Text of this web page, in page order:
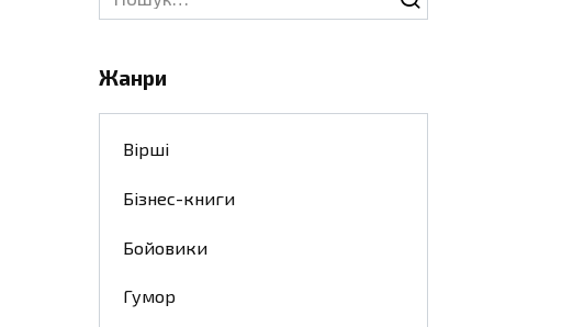
for:
Жанри
Вірші
Бізнес-книги
Бойовики
Гумор